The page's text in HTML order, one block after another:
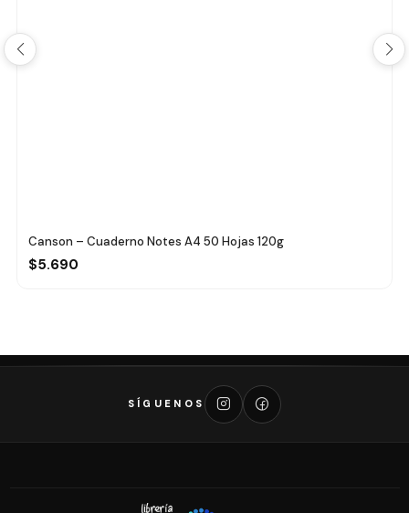
Canson – Cuaderno Notes A4 50 Hojas 120g
$5.690
SÍGUENOS